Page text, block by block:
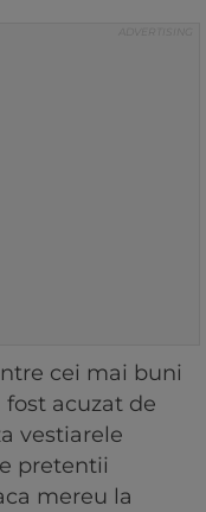
cei mai buni
fost acuzat de
vestiarele
pretentii
mereu la